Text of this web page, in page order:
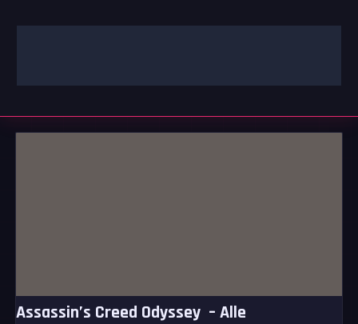
Inhalt
Assassin’s Creed Odyssey – Alle